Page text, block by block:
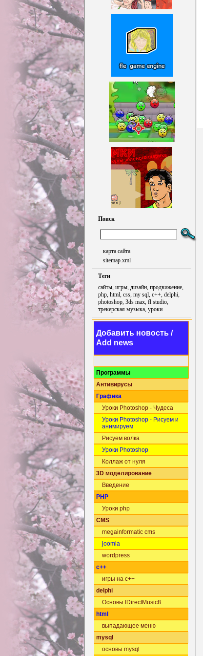
Поиск
карта сайта
sitemap.xml
Теги
сайты, игры, дизайн, продвижение,
php, html, css, my sql, c++, delphi,
photoshop, 3ds max, fl studio,
трекерская музыка, уроки
Добавить новость /
Add news
Программы
Антивирусы
Графика
Уроки Photoshop - Чудеса
Уроки Photoshop - Рисуем и
анимируем
Рисуем волка
Уроки Photoshop
Коллаж от нуля
3D моделирование
Введение
PHP
Уроки php
CMS
megainformatic cms
joomla
wordpress
c++
игры на c++
delphi
Основы IDirectMusic8
html
выпадающее меню
mysql
основы mysql